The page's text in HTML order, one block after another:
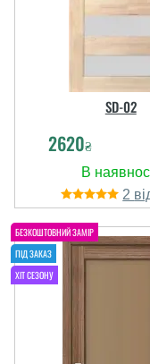
SD-02
2620₴
2